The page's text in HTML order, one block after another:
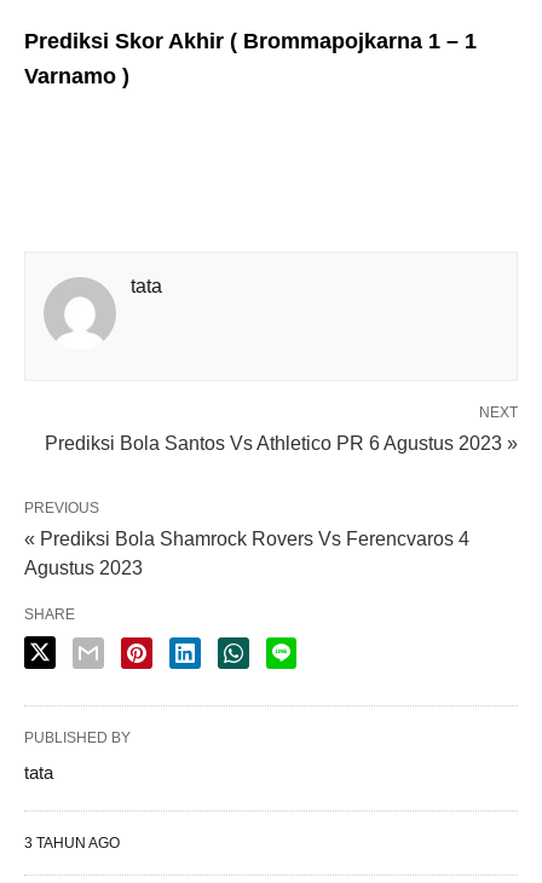
Prediksi Skor Akhir ( Brommapojkarna 1 – 1
Varnamo )
tata
NEXT
Prediksi Bola Santos Vs Athletico PR 6 Agustus 2023 »
PREVIOUS
« Prediksi Bola Shamrock Rovers Vs Ferencvaros 4
Agustus 2023
SHARE
PUBLISHED BY
tata
3 TAHUN AGO